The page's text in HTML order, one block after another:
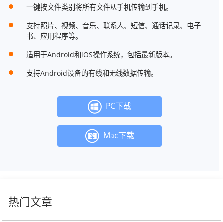
一键按文件类别将所有文件从手机传输到手机。
支持照片、视频、音乐、联系人、短信、通话记录、电子
书、应用程序等。
适用于Android和iOS操作系统，包括最新版本。
支持Android设备的有线和无线数据传输。
PC下载
Mac下载
热门文章